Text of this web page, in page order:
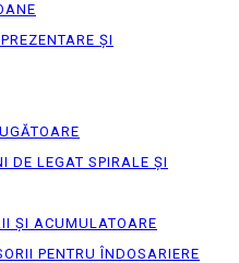
ȘI
DE LEGAT SPIRALE ȘI
ȘI ACUMULATOARE
PENTRU ÎNDOSARIERE